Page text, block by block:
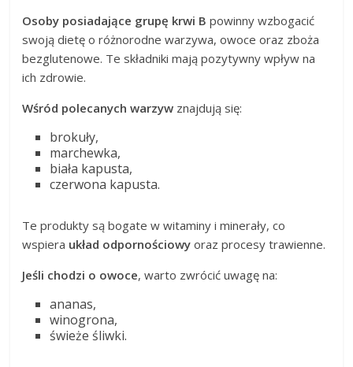
Osoby posiadające grupę krwi B powinny wzbogacić
swoją dietę o różnorodne warzywa, owoce oraz zboża
bezglutenowe. Te składniki mają pozytywny wpływ na
ich zdrowie.
Wśród polecanych warzyw znajdują się:
brokuły,
marchewka,
biała kapusta,
czerwona kapusta.
Te produkty są bogate w witaminy i minerały, co
wspiera układ odpornościowy oraz procesy trawienne.
Jeśli chodzi o owoce, warto zwrócić uwagę na:
ananas,
winogrona,
świeże śliwki.